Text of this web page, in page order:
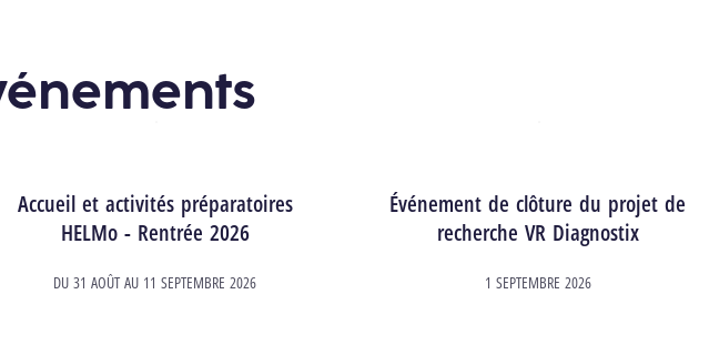
Accueil et activités préparatoires
HELMo - Rentrée 2026
DU31 AOÛT AU 11 SEPTEMBRE 2026
Événement de clôture du projet de
recherche VR Diagnostix
1 SEPTEMBRE 2026